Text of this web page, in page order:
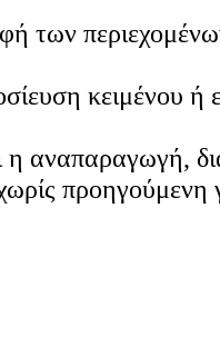
των
κειμένου
η αναπαραγωγή,
προηγούμενη